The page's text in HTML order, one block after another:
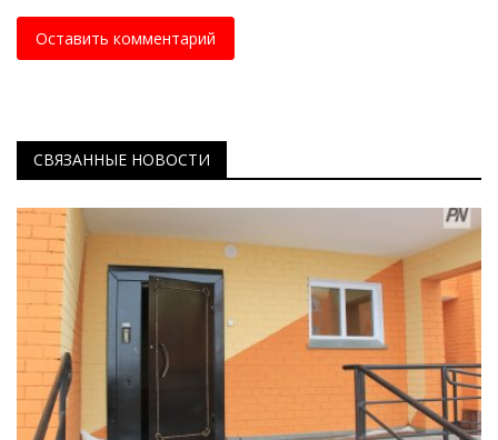
Оставить комментарий
СВЯЗАННЫЕ НОВОСТИ